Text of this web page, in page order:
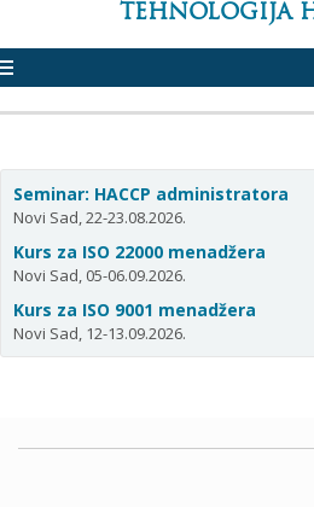
TEHNOLOGIJA
Seminar: HACCP administratora
Novi Sad, 22-23.08.2026.
Kurs za ISO 22000 menadžera
Novi Sad, 05-06.09.2026.
Kurs za ISO 9001 menadžera
Novi Sad, 12-13.09.2026.